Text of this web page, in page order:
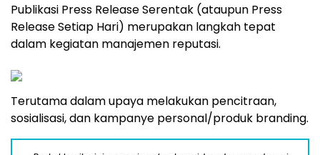
Publikasi Press Release Serentak (ataupun Press
Release Setiap Hari) merupakan langkah tepat
dalam kegiatan manajemen reputasi.
Terutama dalam upaya melakukan pencitraan,
sosialisasi, dan kampanye personal/produk branding.